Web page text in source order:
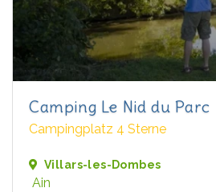
Camping Le Nid du Parc
Campingplatz 4 Sterne
Villars-les-Dombes
Ain